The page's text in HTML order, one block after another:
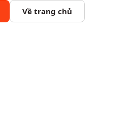
Về trang chủ